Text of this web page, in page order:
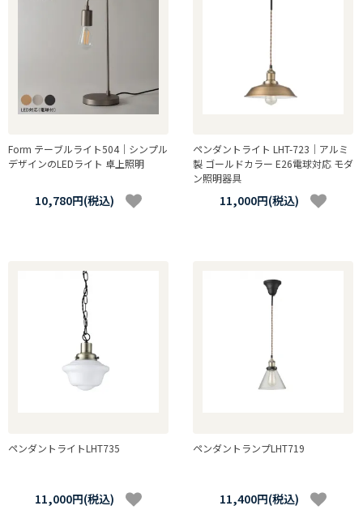
Form テーブルライト504｜シンプル
デザインのLEDライト 卓上照明
10,780円(税込)
ペンダントライト LHT-723｜アルミ
製 ゴールドカラー E26電球対応 モダ
ン照明器具
11,000円(税込)
ペンダントライトLHT735
11,000円(税込)
ペンダントランプLHT719
11,400円(税込)